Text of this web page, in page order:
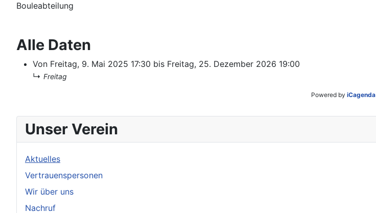
Unser Verein
Aktuelles
Vertrauenspersonen
Wir über uns
Nachruf
Bouleabteilung
Alle Daten
Von Freitag, 9. Mai 2025 17:30 bis Freitag, 25. Dezember 2026 19:00
↳ Freitag
Powered by iCagenda